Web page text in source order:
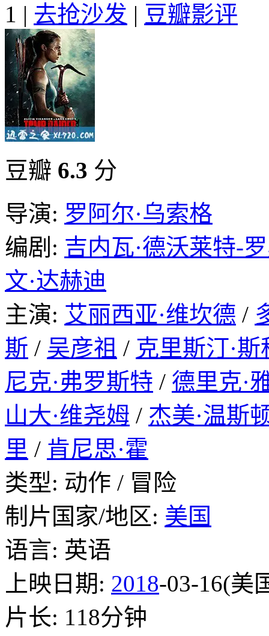
1 | 去抢沙发 | 豆瓣影评
豆瓣 6.3 分
导演: 罗阿尔·乌索格
编剧: 吉内瓦·德沃莱特-
文·达赫迪
主演: 艾丽西亚·维坎德 /
斯 / 吴彦祖 / 克里斯汀·斯
尼克·弗罗斯特 / 德里克·
山大·维尧姆 / 杰美·温斯
里 / 肯尼思·霍
类型: 动作 / 冒险
制片国家/地区: 美国
语言: 英语
上映日期: 2018-03-16(美
片长: 118分钟